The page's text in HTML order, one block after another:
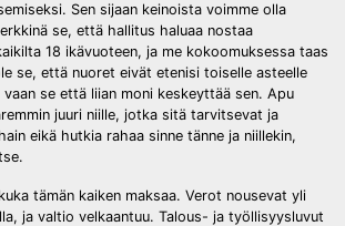
Sen sijaan keinoista voimme olla
se, että hallitus haluaa nostaa
18 ikävuoteen, ja me kokoomuksessa taas
se, että nuoret eivät etenisi toiselle asteelle
vaan se että liian moni keskeyttää sen. Apu
juuri niille, jotka sitä tarvitsevat ja
eikä hutkia rahaa sinne tänne ja niillekin,
tämän kaiken maksaa. Verot nousevat yli
ja valtio velkaantuu. Talous- ja työllisyysluvut